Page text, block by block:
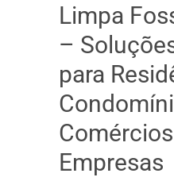
Limpa
–
para
Empresas